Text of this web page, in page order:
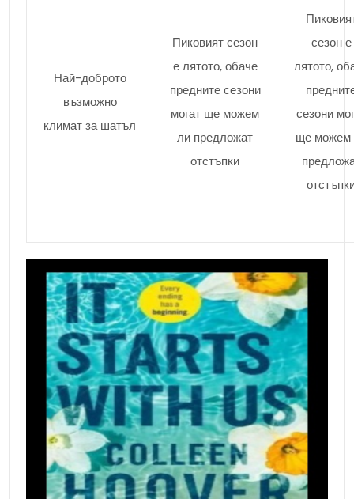
Най-доброто
възможно
климат за шатъл
Пиковият сезон
е лятото, обаче
предните сезони
могат ще можем
ли предложат
отстъпки
сезон е
лятото,
сезони
ще можем